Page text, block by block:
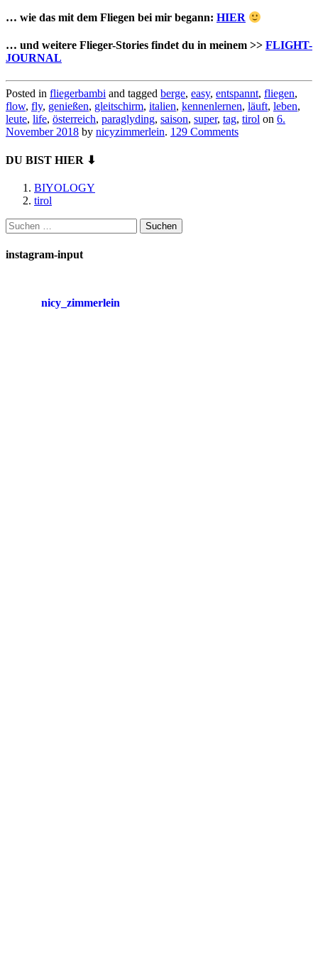
… wie das mit dem Fliegen bei mir begann: HIER
… und weitere Flieger-Stories findet du in meinem >> FLIGHT-
JOURNAL
Posted in fliegerbambi and tagged berge, easy, entspannt, fliegen,
flow, fly, genießen, gleitschirm, italien, kennenlernen, läuft, leben,
leute, life, österreich, paraglyding, saison, super, tag, tirol on 6.
November 2018 by nicyzimmerlein. 129 Comments
DU BIST HIER ⬇
BIYOLOGY
tirol
Suchen
nach:
instagram-input
nicy_zimmerlein